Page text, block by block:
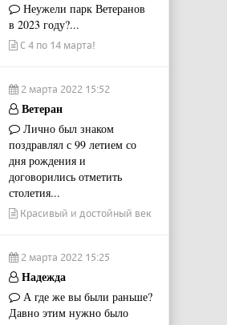
Неужели парк Ветеранов
в 2023 году?...
С 4 по 14 марта!
2 марта 2022 15:52
Ветеран
Лично был знаком
поздравлял с 99 летием со
дня рождения и
договорились отметить
столетия...
Красивый и достойный век
2 марта 2022 15:25
Надежда
А где же вы были раньше?
Давно этим нужно было